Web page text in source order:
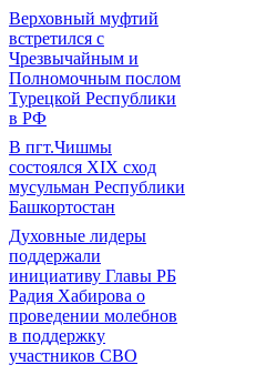
Верховный муфтий
встретился с
Чрезвычайным и
Полномочным послом
Турецкой Республики
в РФ
В пгт.Чишмы
состоялся XIX сход
мусульман Республики
Башкортостан
Духовные лидеры
поддержали
инициативу Главы РБ
Радия Хабирова о
проведении молебнов
в поддержку
участников СВО